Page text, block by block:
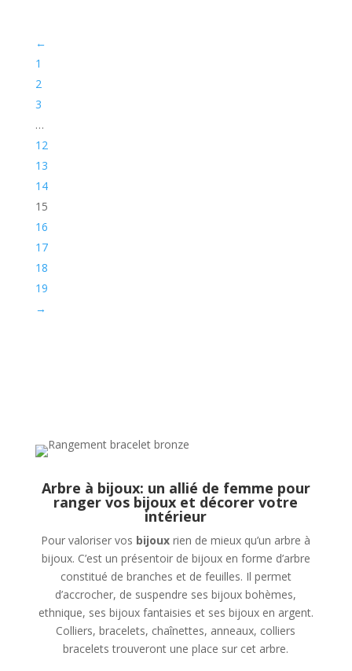
←
1
2
3
…
12
13
14
15
16
17
18
19
→
Arbre à bijoux: un allié de femme pour
ranger vos bijoux et décorer votre
intérieur
Pour valoriser vos bijoux rien de mieux qu’un arbre à
bijoux. C’est un présentoir de bijoux en forme d’arbre
constitué de branches et de feuilles. Il permet
d’accrocher, de suspendre ses bijoux bohèmes,
ethnique, ses bijoux fantaisies et ses bijoux en argent.
Colliers, bracelets, chaînettes, anneaux, colliers
bracelets trouveront une place sur cet arbre.